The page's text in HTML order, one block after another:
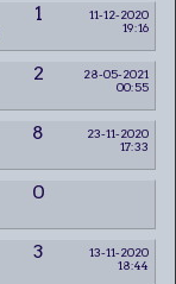
1
11-12-2020
19:16
2
28-05-2021
00:55
8
23-11-2020
17:33
0
3
13-11-2020
18:44